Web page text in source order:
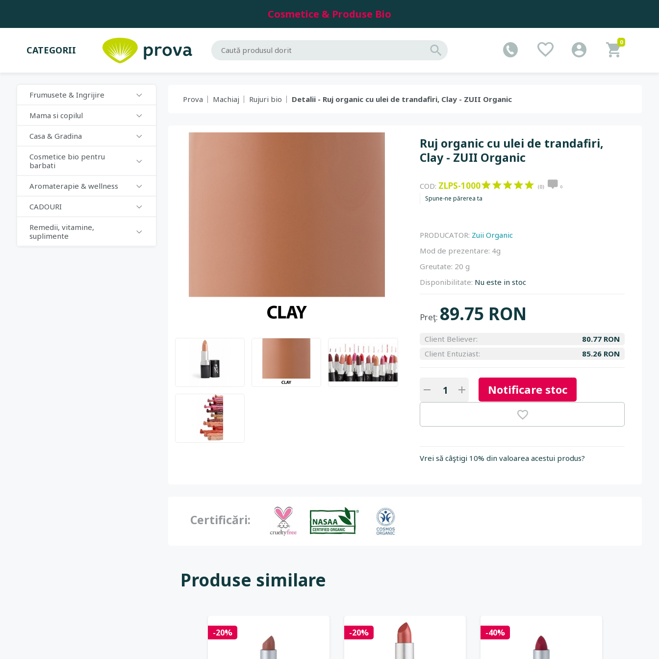
Cosmetice & Produse Bio
CATEGORII
0
Frumusete & Ingrijire
Mama si copilul
Casa & Gradina
Cosmetice bio pentru
barbati
Aromaterapie & wellness
CADOURI
Remedii, vitamine,
suplimente
Prova Machiaj Rujuri bio Detalii - Ruj organic cu ulei de trandafiri, Clay - ZUII Organic
Ruj organic cu ulei de trandafiri,
Clay - ZUII Organic
COD: ZLPS-1000 (0) 0
Spune-ne părerea ta
PRODUCATOR: Zuii Organic
Mod de prezentare: 4g
Greutate: 20 g
Disponibilitate: Nu este in stoc
Preţ: 89.75 RON
Client Believer:
80.77 RON
Client Entuziast:
85.26 RON
Notificare stoc
Vrei să câştigi 10% din valoarea acestui produs?
Certificări:
Produse similare
-20% -20% -40%